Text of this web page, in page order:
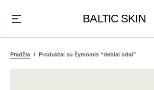
BALTIC SKIN
Pradžia Produktai su žymomis “riebiai odai”